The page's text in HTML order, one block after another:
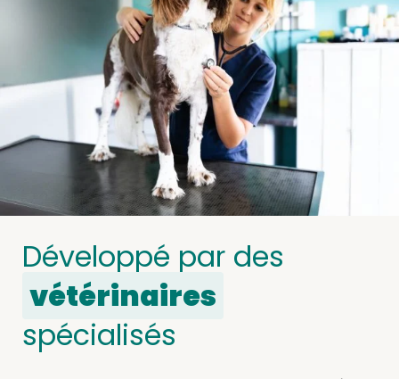
Développé par des
vétérinaires
spécialisés